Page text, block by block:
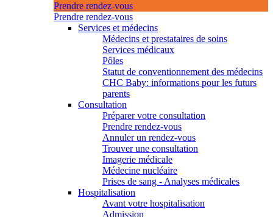
Prendre rendez-vous
Prendre rendez-vous
Services et médecins
Médecins et prestataires de soins
Services médicaux
Pôles
Statut de conventionnement des médecins
CHC Baby: informations pour les futurs
parents
Consultation
Préparer votre consultation
Prendre rendez-vous
Annuler un rendez-vous
Trouver une consultation
Imagerie médicale
Médecine nucléaire
Prises de sang - Analyses médicales
Hospitalisation
Avant votre hospitalisation
Admission